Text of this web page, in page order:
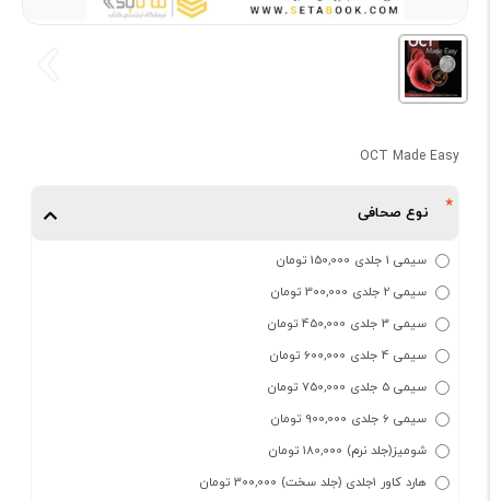
OCT Made Easy
نوع صحافی
سیمی 1 جلدی 150,000 تومان
سیمی 2 جلدی 300,000 تومان
سیمی 3 جلدی 450,000 تومان
سیمی 4 جلدی 600,000 تومان
سیمی 5 جلدی 750,000 تومان
سیمی 6 جلدی 900,000 تومان
شومیز(جلد نرم) 180,000 تومان
هارد کاور 1جلدی (جلد سخت) 300,000 تومان